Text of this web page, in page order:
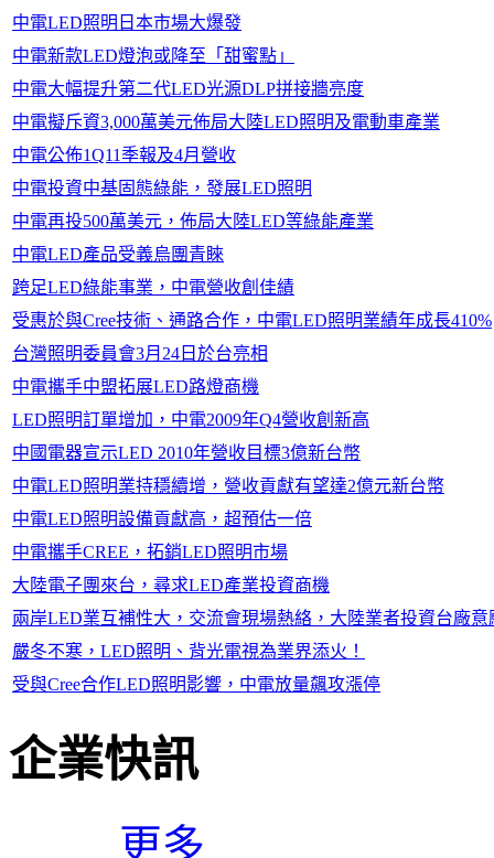
中電LED照明日本市場大爆發
中電新款LED燈泡或降至「甜蜜點」
中電大幅提升第二代LED光源DLP拼接牆亮度
中電擬斥資3,000萬美元佈局大陸LED照明及電動車產業
中電公佈1Q11季報及4月營收
中電投資中基固態綠能，發展LED照明
中電再投500萬美元，佈局大陸LED等綠能產業
中電LED產品受義烏團青睞
跨足LED綠能事業，中電營收創佳績
受惠於與Cree技術、通路合作，中電LED照明業績年成長410%
台灣照明委員會3月24日於台亮相
中電攜手中盟拓展LED路燈商機
LED照明訂單增加，中電2009年Q4營收創新高
中國電器宣示LED 2010年營收目標3億新台幣
中電LED照明業持穩續增，營收貢獻有望達2億元新台幣
中電LED照明設備貢獻高，超預估一倍
中電攜手CREE，拓銷LED照明市場
大陸電子團來台，尋求LED產業投資商機
兩岸LED業互補性大，交流會現場熱絡，大陸業者投資台廠意
嚴冬不寒，LED照明、背光電視為業界添火！
受與Cree合作LED照明影響，中電放量飆攻漲停
企業快訊
更多